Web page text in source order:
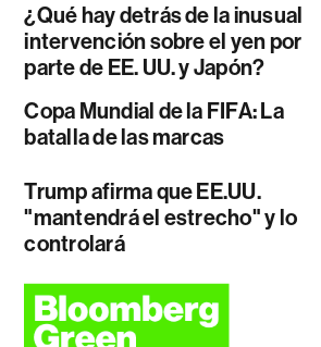
¿Qué hay detrás de la inusual
intervención sobre el yen por
parte de EE. UU. y Japón?
Copa Mundial de la FIFA: La
batalla de las marcas
Trump afirma que EE.UU.
"mantendrá el estrecho" y lo
controlará